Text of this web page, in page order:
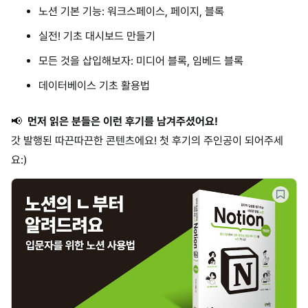
노션 기본 기능: 워크스페이스, 페이지, 블록
실전! 기초 대시보드 만들기
모든 것을 삽입해보자: 미디어 블록, 임베드 블록
데이터베이스 기초 활용법
📢 먼저 읽은 분들은 이런 후기를 남겨주셨어요!
갓 발행된 따끈따끈한 콘텐츠에요! 첫 후기의 주인공이 되어주세
요:)